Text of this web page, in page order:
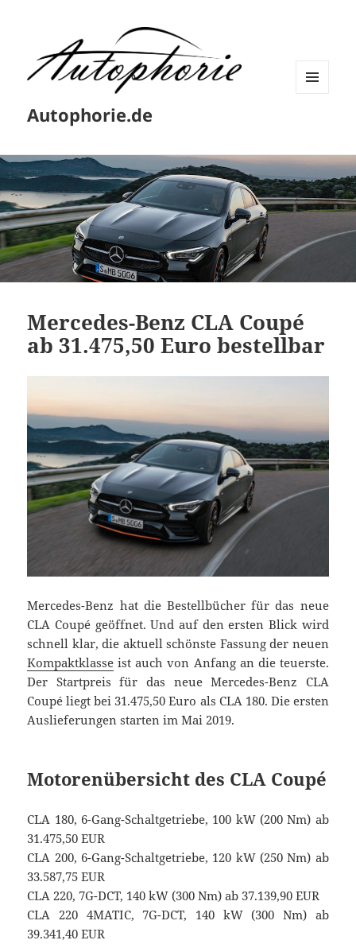
Autophorie.de
Mercedes-Benz CLA Coupé
ab 31.475,50 Euro bestellbar
Mercedes-Benz hat die Bestellbücher für das neue
CLA Coupé geöffnet. Und auf den ersten Blick wird
schnell klar, die aktuell schönste Fassung der neuen
Kompaktklasse ist auch von Anfang an die teuerste.
Der Startpreis für das neue Mercedes-Benz CLA
Coupé liegt bei 31.475,50 Euro als CLA 180. Die ersten
Auslieferungen starten im Mai 2019.
Motorenübersicht des CLA Coupé
CLA 180, 6-Gang-Schaltgetriebe, 100 kW (200 Nm) ab
31.475,50 EUR
CLA 200, 6-Gang-Schaltgetriebe, 120 kW (250 Nm) ab
33.587,75 EUR
CLA 220, 7G-DCT, 140 kW (300 Nm) ab 37.139,90 EUR
CLA 220 4MATIC, 7G-DCT, 140 kW (300 Nm) ab
39.341,40 EUR